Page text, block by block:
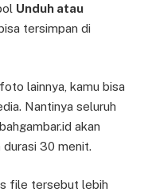
Unduh atau
tersimpan di
lainnya, kamu bisa
Nantinya seluruh
akan
30 menit.
file tersebut lebih